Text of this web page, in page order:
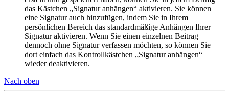
das Kästchen „Signatur anhängen“ aktivieren. Sie können
eine Signatur auch hinzufügen, indem Sie in Ihrem
persönlichen Bereich das standardmäßige Anhängen Ihrer
Signatur aktivieren. Wenn Sie einen einzelnen Beitrag
dennoch ohne Signatur verfassen möchten, so können Sie
dort einfach das Kontrollkästchen „Signatur anhängen“
wieder deaktivieren.
Nach oben